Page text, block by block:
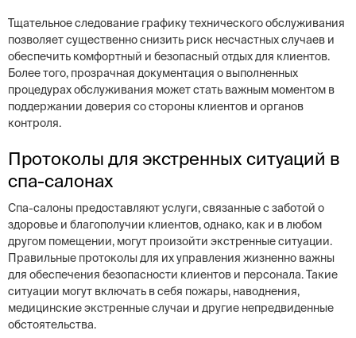
Тщательное следование графику технического обслуживания
позволяет существенно снизить риск несчастных случаев и
обеспечить комфортный и безопасный отдых для клиентов.
Более того, прозрачная документация о выполненных
процедурах обслуживания может стать важным моментом в
поддержании доверия со стороны клиентов и органов
контроля.
Протоколы для экстренных ситуаций в
спа-салонах
Спа-салоны предоставляют услуги, связанные с заботой о
здоровье и благополучии клиентов, однако, как и в любом
другом помещении, могут произойти экстренные ситуации.
Правильные протоколы для их управления жизненно важны
для обеспечения безопасности клиентов и персонала. Такие
ситуации могут включать в себя пожары, наводнения,
медицинские экстренные случаи и другие непредвиденные
обстоятельства.